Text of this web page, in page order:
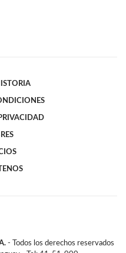
- Todos los derechos reservados